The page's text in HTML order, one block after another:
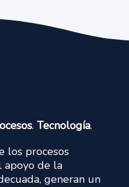
. Tecnología.
los procesos
apoyo de la
generan un